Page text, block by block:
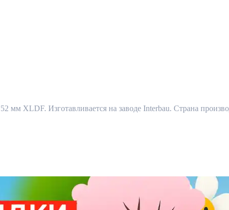
мм XLDF. Изготавливается на заводе Interbau. Страна